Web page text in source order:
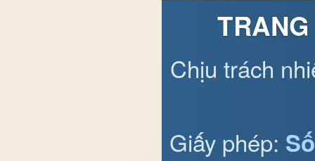
Chịu trách
Giấy phép: